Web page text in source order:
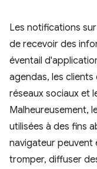
Les notifications
de recevoir des
éventail
agendas, les
réseaux sociaux et
Malheureusement,
utilisées à des fins
navigateur peuvent
tromper, diffuser